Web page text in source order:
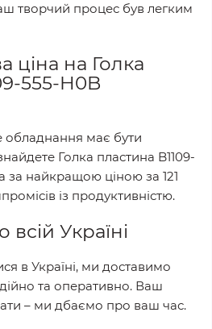
творчий процес був легким
ціна на Голка
555-H0B
обладнання має бути
Голка пластина B1109-
за найкращою ціною за 121
із продуктивністю.
всій Україні
в Україні, ми доставимо
та оперативно. Ваш
– ми дбаємо про ваш час.